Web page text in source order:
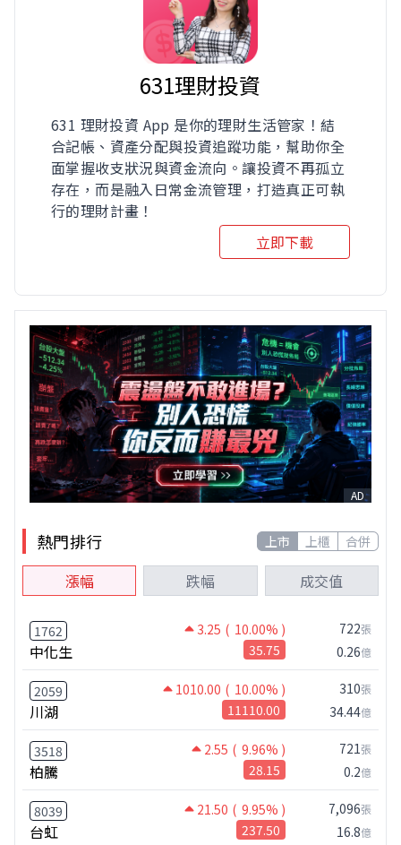
631理財投資
631 理財投資 App 是你的理財生活管家！結
合記帳、資產分配與投資追蹤功能，幫助你全
面掌握收支狀況與資金流向。讓投資不再孤立
存在，而是融入日常金流管理，打造真正可執
行的理財計畫！
立即下載
AD
熱門排行 上市 上櫃 合併
漲幅 跌幅 成交值
1762 3.25 ( 10.00% )
中化生 35.75
722張
0.26億
2059 1010.00 ( 10.00% )
川湖 11110.00
310張
34.44億
3518 2.55 ( 9.96% )
柏騰 28.15
721張
0.2億
8039 21.50 ( 9.95% )
台虹 237.50
7,096張
16.8億